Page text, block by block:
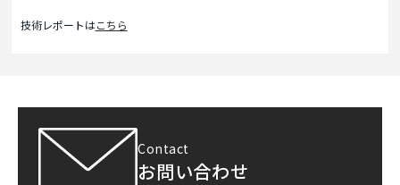
技術レポートはこちら
Contact
お問い合わせ